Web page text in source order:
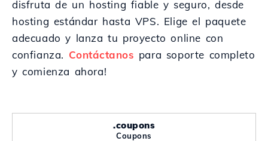
disfruta de un hosting fiable y seguro, desde
hosting estándar hasta VPS. Elige el paquete
adecuado y lanza tu proyecto online con
confianza. Contáctanos para soporte completo
y comienza ahora!
.coupons
Coupons